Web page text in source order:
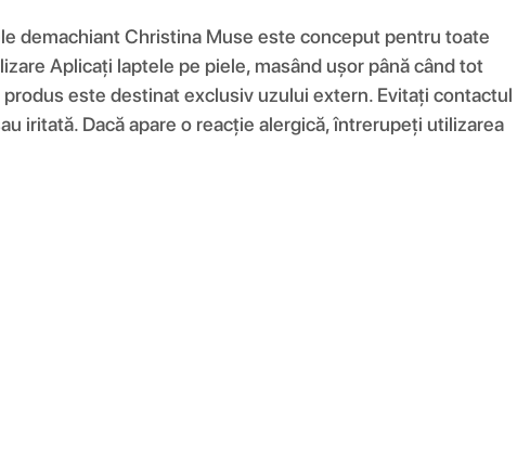
demachiant Christina Muse este conceput pentru toate
Aplicați laptele pe piele, masând ușor până când tot
este destinat exclusiv uzului extern. Evitați contactul
iritată. Dacă apare o reacție alergică, întrerupeți utilizarea